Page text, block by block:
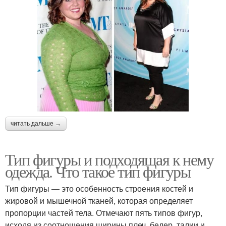
читать дальше →
Тип фигуры и подходящая к нему
одежда. Что такое тип фигуры
Тип фигуры — это особенность строения костей и
жировой и мышечной тканей, которая определяет
пропорции частей тела. Отмечают пять типов фигур,